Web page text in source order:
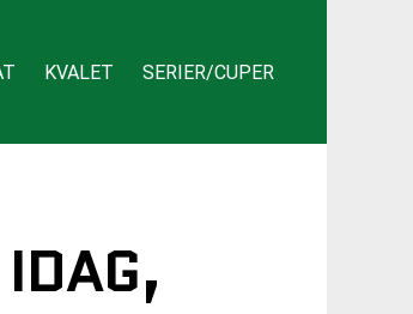
KVALET SERIER/CUPER